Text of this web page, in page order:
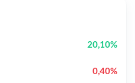
20,10%
0,40%